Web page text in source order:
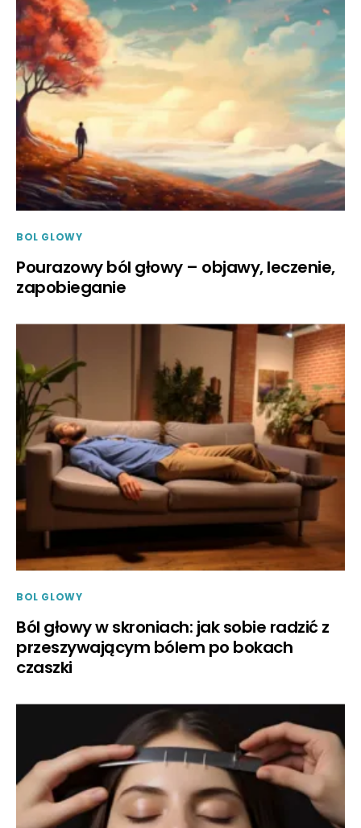
BOL GLOWY
Pourazowy ból głowy – objawy, leczenie,
zapobieganie
BOL GLOWY
Ból głowy w skroniach: jak sobie radzić z
przeszywającym bólem po bokach
czaszki